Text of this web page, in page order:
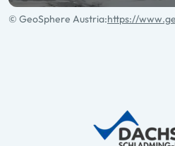
© GeoSphere Austria:https://